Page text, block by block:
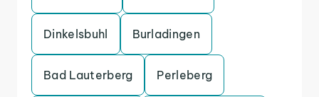
Dinkelsbuhl Burladingen
Bad Lauterberg Perleberg